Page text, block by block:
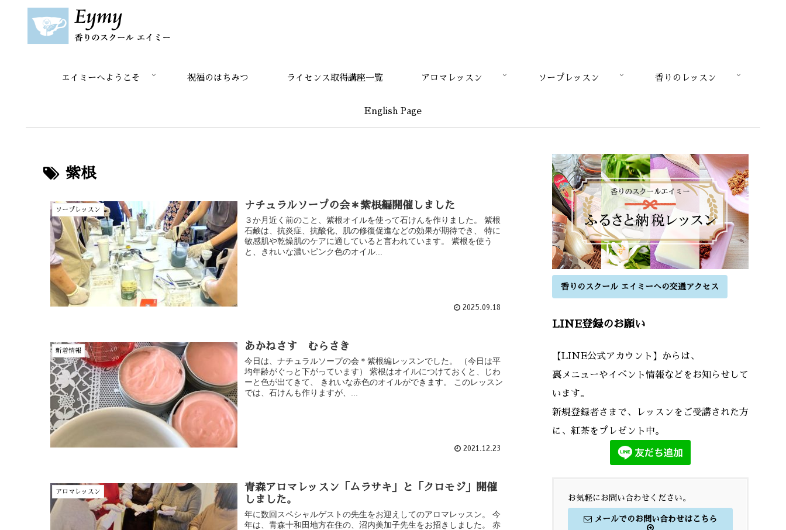
エイミーへようこそ 祝福のはちみつ ライセンス取得講座一覧 アロマレッスン ソープレッスン 香りのレッスン
English Page
紫根
ソープレッスン ナチュラルソープの会＊紫根編開催しました
３か月近く前のこと、紫根オイルを使って石けんを作りました。 紫根
石鹸は、抗炎症、抗酸化、肌の修復促進などの効果が期待でき、 特に
敏感肌や乾燥肌のケアに適していると言われています。 紫根を使う
と、きれいな濃いピンク色のオイル...
2025.09.18
新着情報 あかねさす むらさき
今日は、ナチュラルソープの会＊紫根編レッスンでした。 （今日は平
均年齢がぐっと下がっています） 紫根はオイルにつけておくと、じわ
ーと色が出てきて、 きれいな赤色のオイルができます。 このレッスン
では、石けんも作りますが、...
2021.12.23
アロマレッスン
青森アロマレッスン「ムラサキ」と「クロモジ」開催
しました。
年に数回スペシャルゲストの先生をお迎えしてのアロマレッスン。 今
年は、青森十和田地方在住の、沼内美加子先生をお招きしました。 赤
香りのスクール エイミーへの交通アクセス
LINE登録のお願い
【LINE公式アカウント】からは、
裏メニューやイベント情報などをお知らせして
います。
新規登録者さまで、レッスンをご受講された方
に、紅茶をプレゼント中。
お気軽にお問い合わせください。
メールでのお問い合わせはこちら